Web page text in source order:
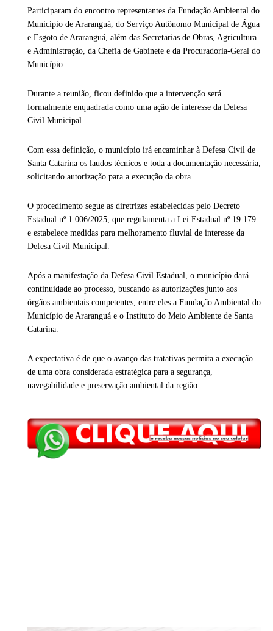
Participaram do encontro representantes da Fundação Ambiental do
Município de Araranguá, do Serviço Autônomo Municipal de Água
e Esgoto de Araranguá, além das Secretarias de Obras, Agricultura
e Administração, da Chefia de Gabinete e da Procuradoria-Geral do
Município.
Durante a reunião, ficou definido que a intervenção será
formalmente enquadrada como uma ação de interesse da Defesa
Civil Municipal.
Com essa definição, o município irá encaminhar à Defesa Civil de
Santa Catarina os laudos técnicos e toda a documentação necessária,
solicitando autorização para a execução da obra.
O procedimento segue as diretrizes estabelecidas pelo Decreto
Estadual nº 1.006/2025, que regulamenta a Lei Estadual nº 19.179
e estabelece medidas para melhoramento fluvial de interesse da
Defesa Civil Municipal.
Após a manifestação da Defesa Civil Estadual, o município dará
continuidade ao processo, buscando as autorizações junto aos
órgãos ambientais competentes, entre eles a Fundação Ambiental do
Município de Araranguá e o Instituto do Meio Ambiente de Santa
Catarina.
A expectativa é de que o avanço das tratativas permita a execução
de uma obra considerada estratégica para a segurança,
navegabilidade e preservação ambiental da região.